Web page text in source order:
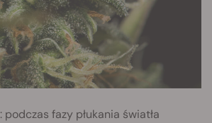
: podczas fazy płukania światła